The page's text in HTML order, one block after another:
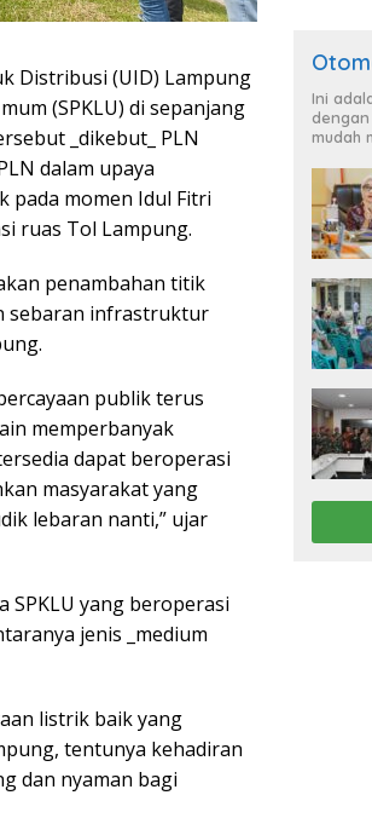
Distribusi (UID) Lampung
(SPKLU) di sepanjang
_dikebut_ PLN
dalam upaya
pada momen Idul Fitri
ruas Tol Lampung.
penambahan titik
sebaran infrastruktur
publik terus
memperbanyak
dapat beroperasi
masyarakat yang
lebaran nanti,” ujar
SPKLU yang beroperasi
jenis _medium
listrik baik yang
tentunya kehadiran
dan nyaman bagi
Ini
mudah